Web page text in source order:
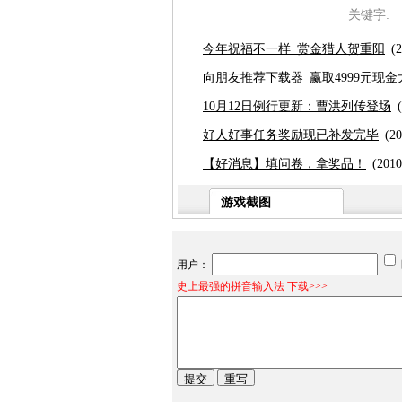
关键字:
今年祝福不一样 赏金猎人贺重阳
向朋友推荐下载器 赢取4999元现金
10月12日例行更新：曹洪列传登场
好人好事任务奖励现已补发完毕
【好消息】填问卷，拿奖品！
游戏截图
用户：
史上最强的拼音输入法 下载>>>